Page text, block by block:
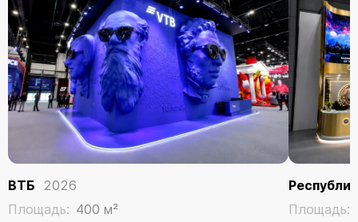
ВТБ
2026
Площадь: 400 м²
Площадь: